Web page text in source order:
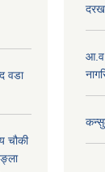
वडा
चौकी
आ.व.